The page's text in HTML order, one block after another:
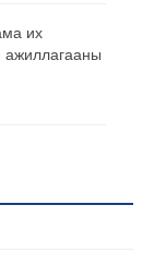
их
ажиллагааны